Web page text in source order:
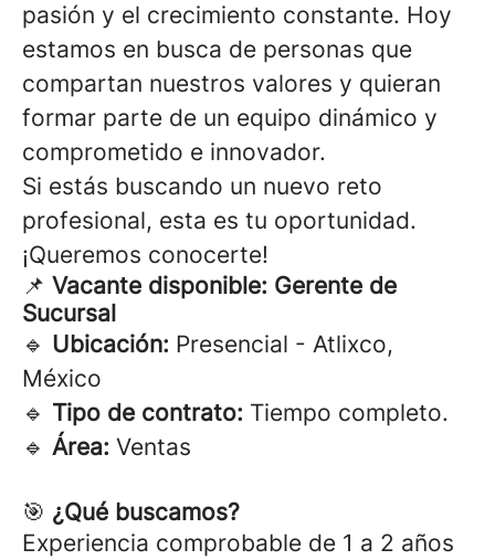
pasión y el crecimiento constante. Hoy
estamos en busca de personas que
compartan nuestros valores y quieran
formar parte de un equipo dinámico y
comprometido e innovador.
Si estás buscando un nuevo reto
profesional, esta es tu oportunidad.
¡Queremos conocerte!
📌 Vacante disponible: Gerente de
Sucursal
🔹 Ubicación: Presencial - Atlixco,
México
🔹 Tipo de contrato: Tiempo completo.
🔹 Área: Ventas
🎯 ¿Qué buscamos?
Experiencia comprobable de 1 a 2 años